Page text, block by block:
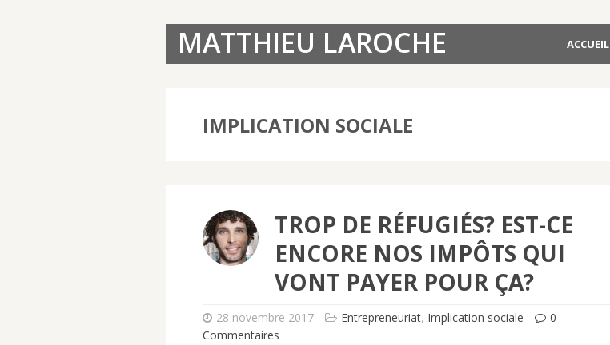
MATTHIEU LAROCHE ACCUEIL
IMPLICATION SOCIALE
TROP DE RÉFUGIÉS? EST-CE
ENCORE NOS IMPÔTS QUI
VONT PAYER POUR ÇA?
28 novembre 2017 Entrepreneuriat, Implication sociale
0
Commentaires